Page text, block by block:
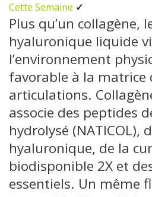
notation
client
Cette Semaine ✓
Plus qu’un collagène,
hyaluronique liquide
l’environnement
favorable à la matrice
articulations.
associe des peptides
hydrolysé (NATICOL),
hyaluronique, de la
biodisponible 2X et
essentiels. Un même